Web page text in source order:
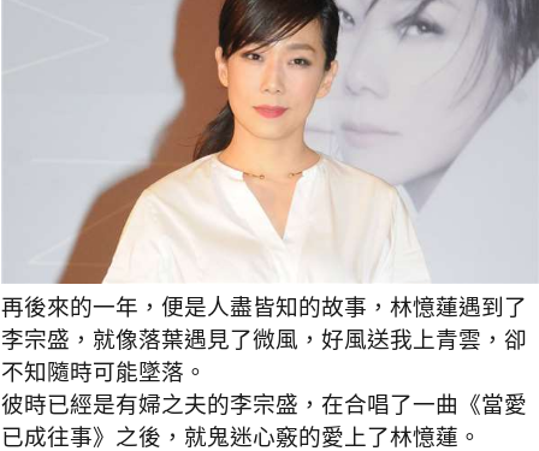
再後來的一年，便是人盡皆知的故事，林憶蓮遇到了
李宗盛，就像落葉遇見了微風，好風送我上青雲，卻
不知隨時可能墜落。
彼時已經是有婦之夫的李宗盛，在合唱了一曲《當愛
已成往事》之後，就鬼迷心竅的愛上了林憶蓮。